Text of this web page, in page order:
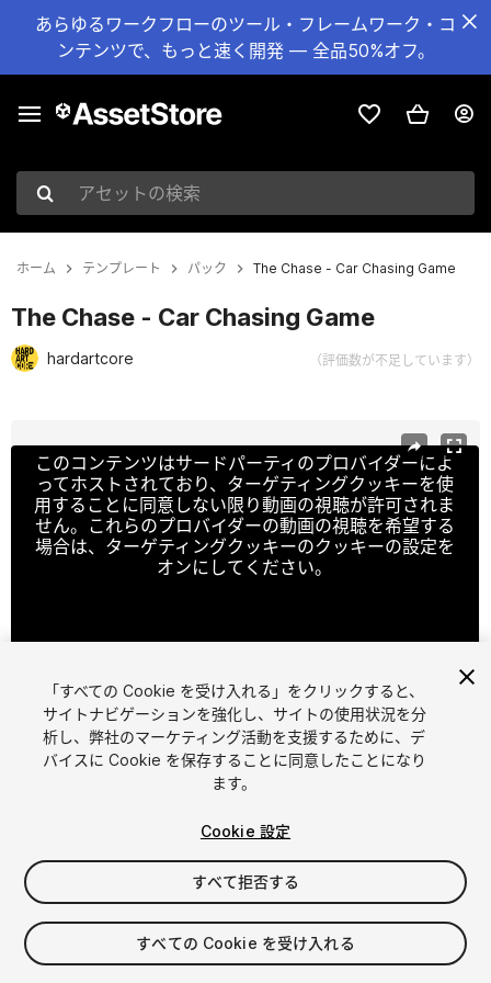
あらゆるワークフローのツール・フレームワーク・コ
ンテンツで、もっと速く開発 — 全品50%オフ。
アセットの検索
ホーム テンプレート パック The Chase - Car Chasing Game
The Chase - Car Chasing Game
hardartcore （評価数が不足しています）
このコンテンツはサードパーティのプロバイダーによ
ってホストされており、ターゲティングクッキーを使
用することに同意しない限り動画の視聴が許可されま
せん。これらのプロバイダーの動画の視聴を希望する
場合は、ターゲティングクッキーのクッキーの設定を
オンにしてください。
1/ 16
$25
消費税は決済時に計算されます
「すべての Cookie を受け入れる」をクリックすると、
サイトナビゲーションを強化し、サイトの使用状況を分
析し、弊社のマーケティング活動を支援するために、デ
バイスに Cookie を保存することに同意したことになり
ます。
Cookie 設定
すべて拒否する
すべての Cookie を受け入れる